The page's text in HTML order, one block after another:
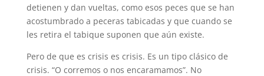
detienen y dan vueltas, como esos peces que se han
acostumbrado a peceras tabicadas y que cuando se
les retira el tabique suponen que aún existe.
Pero de que es crisis es crisis. Es un tipo clásico de
crisis. “O corremos o nos encaramamos”. No